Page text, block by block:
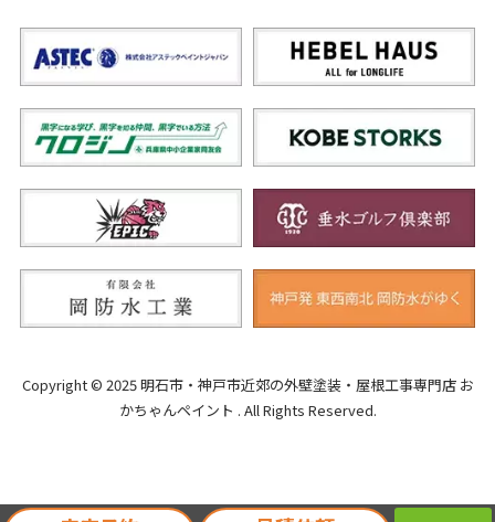
Copyright © 2025 明石市・神戸市近郊の外壁塗装・屋根工事専門店 お
かちゃんペイント . All Rights Reserved.